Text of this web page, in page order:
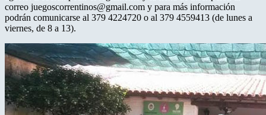
correo juegoscorrentinos@gmail.com y para más información
podrán comunicarse al 379 4224720 o al 379 4559413 (de lunes a
viernes, de 8 a 13).